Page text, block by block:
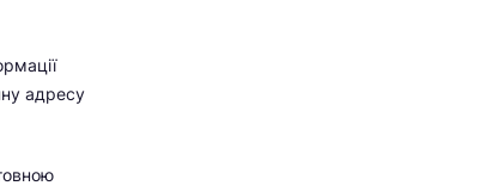
адресу